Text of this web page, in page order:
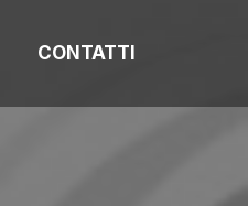
CONTATTI